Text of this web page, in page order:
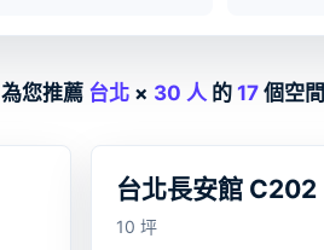
為您推薦 台北 × 30 人 的17 個空間
› ‹
台北長安館 C202
10 坪